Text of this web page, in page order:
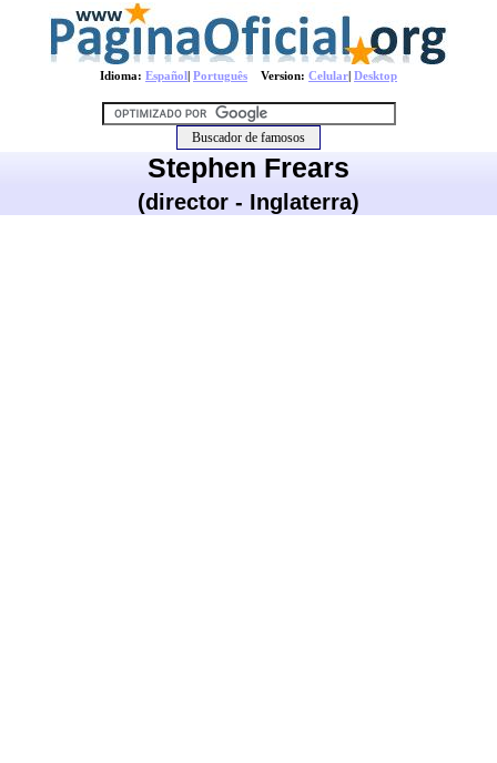
Idioma: Español| Português Version: Celular| Desktop
Stephen Frears
(director - Inglaterra)